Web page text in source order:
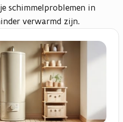
schimmelproblemen in
verwarmd zijn.